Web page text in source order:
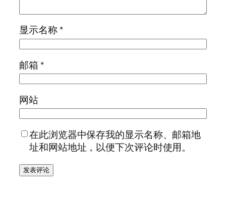
显示名称*
邮箱*
网站
在此浏览器中保存我的显示名称、邮箱地
址和网站地址，以便下次评论时使用。